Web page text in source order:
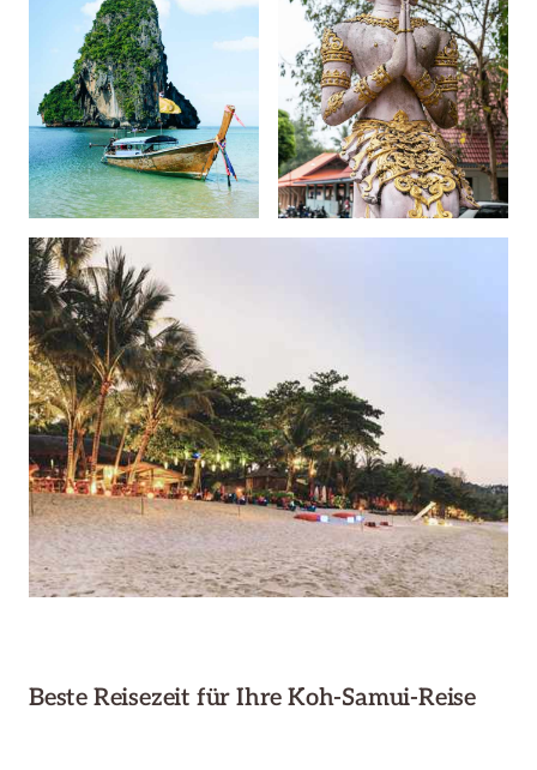
Beste Reisezeit für Ihre Koh-Samui-Reise